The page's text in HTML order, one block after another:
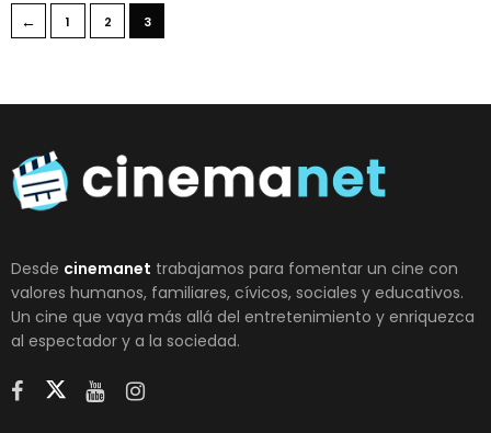
← 1 2 3
Desde cinemanet trabajamos para fomentar un cine con
valores humanos, familiares, cívicos, sociales y educativos.
Un cine que vaya más allá del entretenimiento y enriquezca
al espectador y a la sociedad.